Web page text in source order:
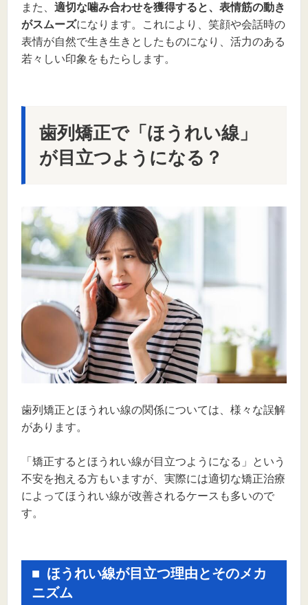
また、 適切な噛み合わせを獲得すると、表情筋の動き
がスムーズになります。これにより、笑顔や会話時の
表情が自然で生き生きとしたものになり、活力のある
若々しい印象をもたらします。
歯列矯正で「ほうれい線」
が目立つようになる？
歯列矯正とほうれい線の関係については、様々な誤解
があります。
「矯正するとほうれい線が目立つようになる」という
不安を抱える方もいますが、実際には適切な矯正治療
によってほうれい線が改善されるケースも多いので
す。
ほうれい線が目立つ理由とそのメカ
ニズム